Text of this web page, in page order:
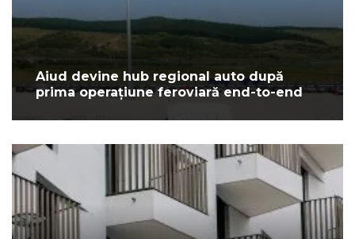
Aiud devine hub regional auto după
prima operațiune feroviară end-to-end